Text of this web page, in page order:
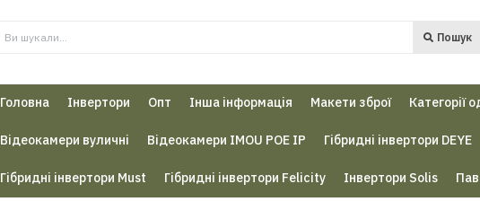
Пошук
Головна Інвертори Опт Інша інформація Макети зброї Категорії
Відеокамери вуличні Відеокамери IMOU POE IP Гібридні інвертори DEYE
Гібридні інвертори Must Гібридні інвертори Felicity Інвертори Solis